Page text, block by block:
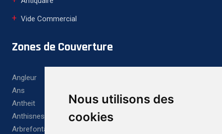
Nous utilisons des
cookies
Vide Commercial
Zones de Couverture
Angleur
Ans
Antheit
Anthisnes
Arbrefontaine